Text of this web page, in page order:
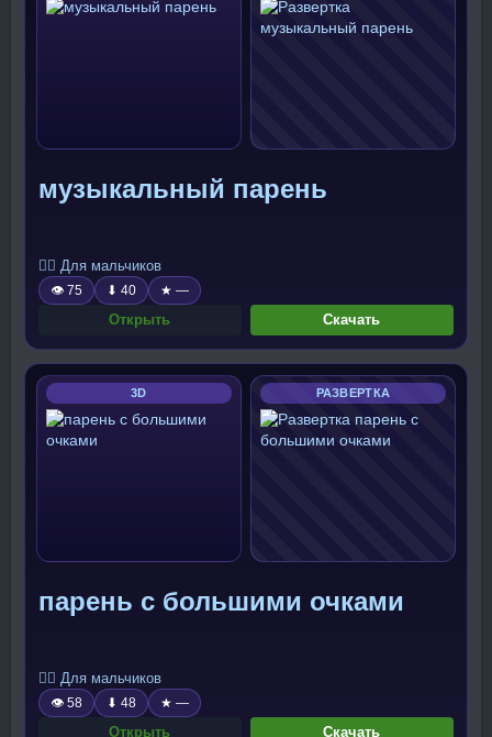
музыкальный парень
🧍‍♂️ Для мальчиков
👁 75 ⬇ 40 ★ —
Открыть Скачать
3D РАЗВЕРТКА
парень с большими очками
🧍‍♂️ Для мальчиков
👁 58 ⬇ 48 ★ —
Открыть Скачать